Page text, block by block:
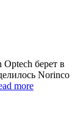
берет в
Norinco
more